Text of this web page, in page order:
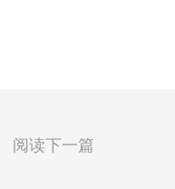
阅读下一篇